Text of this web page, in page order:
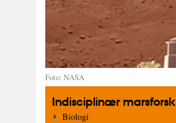
Foto: NASA
Indisciplinær
Biologi